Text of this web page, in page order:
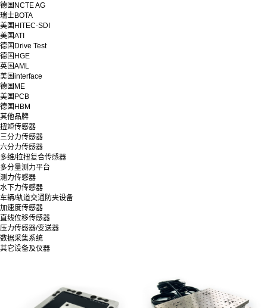
德国NCTE AG
瑞士BOTA
美国HITEC-SDI
美国ATI
德国Drive Test
德国HGE
英国AML
美国interface
德国ME
美国PCB
德国HBM
其他品牌
扭矩传感器
三分力传感器
六分力传感器
多维/拉扭复合传感器
多分量测力平台
测力传感器
水下力传感器
车辆/轨道交通防夹设备
加速度传感器
直线位移传感器
压力传感器/变送器
数据采集系统
其它设备及仪器